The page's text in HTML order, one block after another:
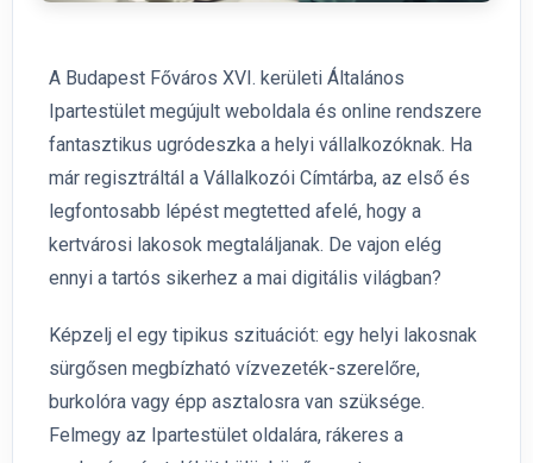
A Budapest Főváros XVI. kerületi Általános
Ipartestület megújult weboldala és online rendszere
fantasztikus ugródeszka a helyi vállalkozóknak. Ha
már regisztráltál a Vállalkozói Címtárba, az első és
legfontosabb lépést megtetted afelé, hogy a
kertvárosi lakosok megtaláljanak. De vajon elég
ennyi a tartós sikerhez a mai digitális világban?
Képzelj el egy tipikus szituációt: egy helyi lakosnak
sürgősen megbízható vízvezeték-szerelőre,
burkolóra vagy épp asztalosra van szüksége.
Felmegy az Ipartestület oldalára, rákeres a